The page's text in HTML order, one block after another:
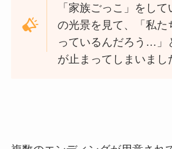
「家族ごっこ」をし
の光景を見て、「私た
っているんだろう…」
が止まってしまいまし